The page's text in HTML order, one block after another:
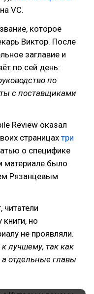
VC.
которое
Виктор. После
заглавие и
по сей день:
по
с поставщиками
Review оказал
страницах три
о специфике
материале было
Рязанцевым
читатели
но
не проявляли.
лучшему, так как
отдельные главы